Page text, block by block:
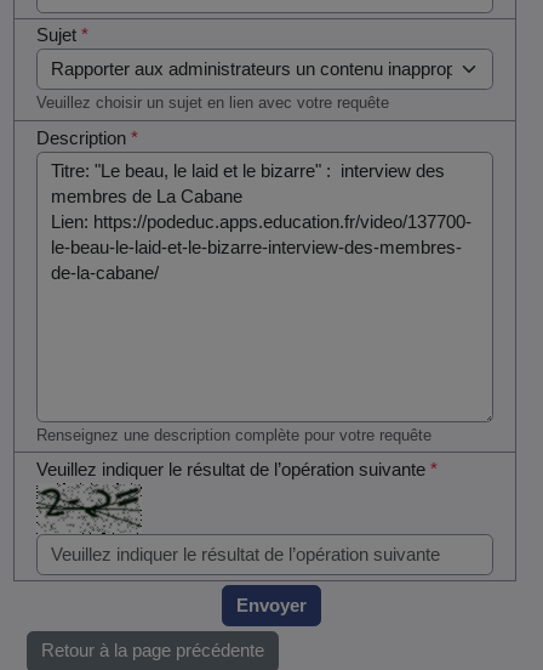
Sujet*
Veuillez choisir un sujet en lien avec votre requête
Description*
Renseignez une description complète pour votre requête
Veuillez indiquer le résultat de l’opération suivante*
Envoyer
Retour à la page précédente